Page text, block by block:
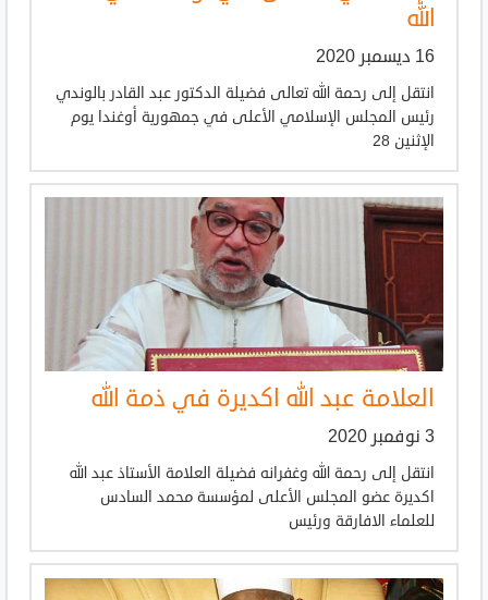
الله
16 ديسمبر 2020
انتقل إلى رحمة الله تعالى فضيلة الدكتور عبد القادر بالوندي
رئيس المجلس الإسلامي الأعلى في جمهورية أوغندا يوم
الإثنين 28
العلامة عبد الله اكديرة في ذمة الله
3 نوفمبر 2020
انتقل إلى رحمة الله وغفرانه فضيلة العلامة الأستاذ عبد الله
اكديرة عضو المجلس الأعلى لمؤسسة محمد السادس
للعلماء الافارقة ورئيس